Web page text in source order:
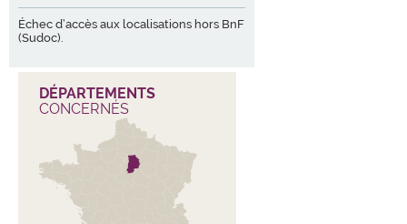
DÉPARTEMENTS
CONCERNÉS
Échec d’accès aux localisations hors BnF
(Sudoc).